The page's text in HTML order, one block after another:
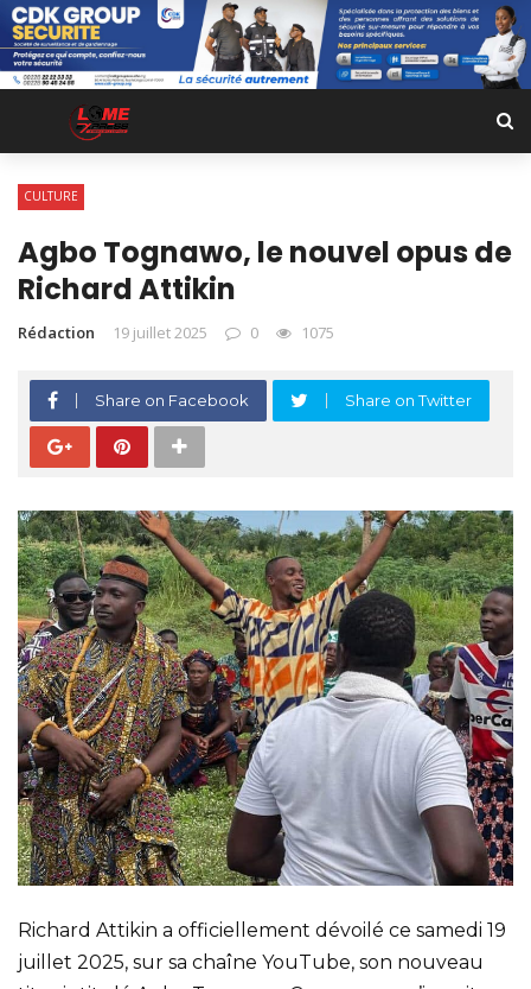
CULTURE
Agbo Tognawo, le nouvel opus de
Richard Attikin
Rédaction 19 juillet 2025 0 1075
Share on Facebook Share on Twitter
Richard Attikin a officiellement dévoilé ce samedi 19
juillet 2025, sur sa chaîne YouTube, son nouveau